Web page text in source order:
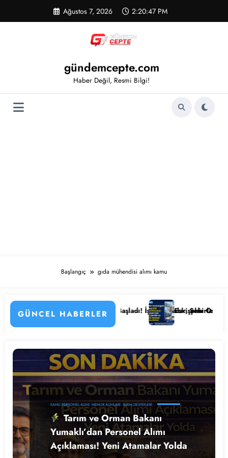
Ağustos 7, 2026 2:20:47 PM
gündemcepte.com
Haber Değil, Resmi Bilgi!
Başlangıç gıda mühendisi alımı kamu
GÜNCEL HABERLER
DetaylarıPersonel Alımı Başladı! İşte Kadrolar, Şehirler ve Başvuru
Eskişehir Osmangazi
KAMU PERSONEL ALIMI MEMUR ALIMLARI TARIM DESTEKLERI
Tarım ve Orman Bakanı
Yumaklı’dan Personel Alımı
Açıklaması! Yeni Atamalar Yolda